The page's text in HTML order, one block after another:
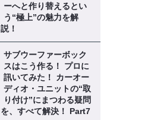
ーへと作り替えるとい
う“極上”の魅力を解
説！
サブウーファーボック
スはこう作る！ プロに
訊いてみた！ カーオー
ディオ・ユニットの“取
り付け”にまつわる疑問
を、すべて解決！ Part7